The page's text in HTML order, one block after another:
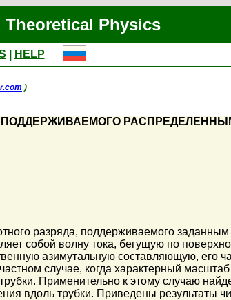
Physics
HELP
)
разряда, поддерживаемого
собой волну тока, бегущую по
азимутальную составляющую, его
случае, когда характерный
Применительно к этому случаю
вдоль трубки. Приведены результаты